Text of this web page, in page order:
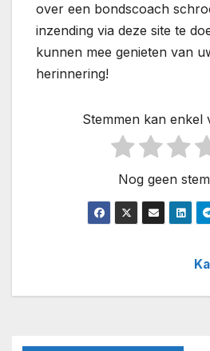
over een bondscoach
inzending via deze site te
kunnen mee genieten van
herinnering!
Stemmen kan enkel
Nog geen
navigatie